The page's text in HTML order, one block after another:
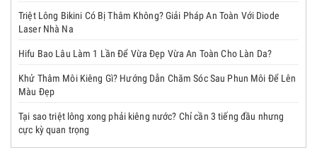
Triệt Lông Bikini Có Bị Thâm Không? Giải Pháp An Toàn Với Diode
Laser Nhà Na
Hifu Bao Lâu Làm 1 Lần Để Vừa Đẹp Vừa An Toàn Cho Làn Da?
Khử Thâm Môi Kiêng Gì? Hướng Dẫn Chăm Sóc Sau Phun Môi Để Lên
Màu Đẹp
Tại sao triệt lông xong phải kiêng nước? Chỉ cần 3 tiếng đầu nhưng
cực kỳ quan trọng